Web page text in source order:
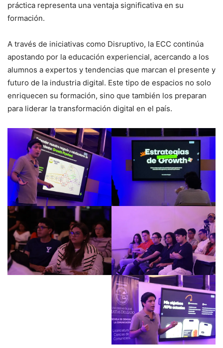
práctica representa una ventaja significativa en su
formación.
A través de iniciativas como Disruptivo, la ECC continúa
apostando por la educación experiencial, acercando a los
alumnos a expertos y tendencias que marcan el presente y
futuro de la industria digital. Este tipo de espacios no solo
enriquecen su formación, sino que también los preparan
para liderar la transformación digital en el país.